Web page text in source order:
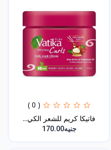
( 0 )
فاتيكا كريم للشعر الكي...
جنيه170.00